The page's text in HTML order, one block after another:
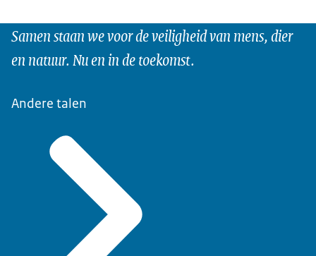
Samen staan we voor de veiligheid van mens, dier
en natuur. Nu en in de toekomst.
Andere talen